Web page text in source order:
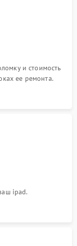
и стоимость
ее ремонта.
ipad.